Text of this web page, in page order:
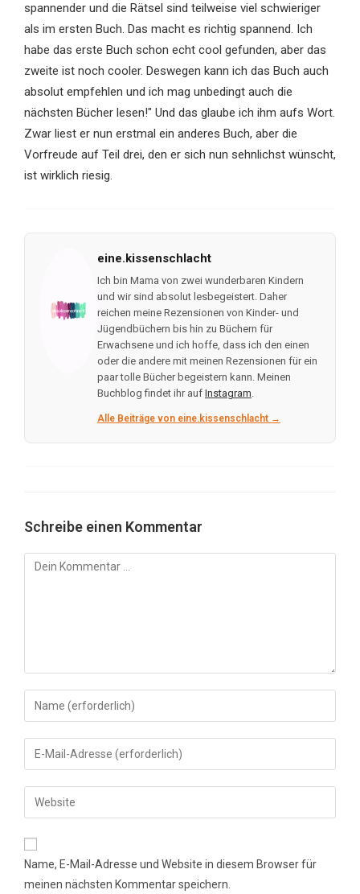
spannender und die Rätsel sind teilweise viel schwieriger
als im ersten Buch. Das macht es richtig spannend. Ich
habe das erste Buch schon echt cool gefunden, aber das
zweite ist noch cooler. Deswegen kann ich das Buch auch
absolut empfehlen und ich mag unbedingt auch die
nächsten Bücher lesen!" Und das glaube ich ihm aufs Wort.
Zwar liest er nun erstmal ein anderes Buch, aber die
Vorfreude auf Teil drei, den er sich nun sehnlichst wünscht,
ist wirklich riesig.
eine.kissenschlacht
Ich bin Mama von zwei wunderbaren Kindern
und wir sind absolut lesbegeistert. Daher
reichen meine Rezensionen von Kinder- und
Jügendbüchern bis hin zu Büchern für
Erwachsene und ich hoffe, dass ich den einen
oder die andere mit meinen Rezensionen für ein
paar tolle Bücher begeistern kann. Meinen
Buchblog findet ihr auf Instagram.
Alle Beiträge von eine.kissenschlacht →
Schreibe einen Kommentar
Kommentar
Gib
deinen
Namen
oder
zum
Kommentieren
ein
Gib
deine
E-
Mail-
zum
Kommentieren
ein
Gib
deine
Website-
Name, E-Mail-Adresse und Website in diesem Browser für
meinen nächsten Kommentar speichern.